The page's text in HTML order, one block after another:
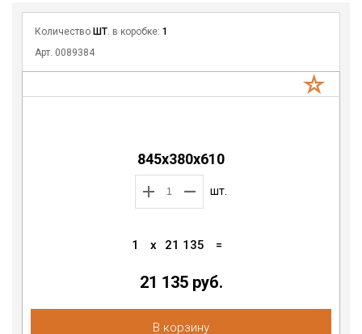
Количество ШТ . в коробке: 1
Арт. 0089384
845х380х610
шт.
1 x 21 135 =
21 135 руб.
В корзину